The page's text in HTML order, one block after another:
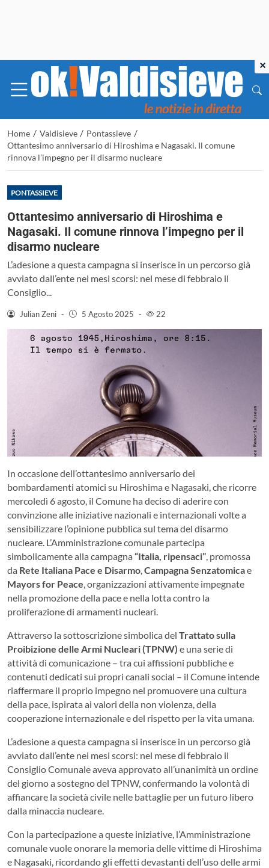
Home / Valdisieve / Pontassieve /
Ottantesimo anniversario di Hiroshima e Nagasaki. Il comune
rinnova l’impegno per il disarmo nucleare
PONTASSIEVE
Ottantesimo anniversario di Hiroshima e
Nagasaki. Il comune rinnova l’impegno per il
disarmo nucleare
L’adesione a questa campagna si inserisce in un percorso già
avviato dall’ente nei mesi scorsi: nel mese di febbraio il
Consiglio...
Julian Zeni - 5 Agosto 2025 - 22
In occasione dell’ottantesimo anniversario dei
bombardamenti atomici su Hiroshima e Nagasaki, che ricorre
mercoledì 6 agosto, il Comune ha deciso di aderire con
convinzione alle iniziative nazionali e internazionali volte a
sensibilizzare l’opinione pubblica sul tema del disarmo
nucleare. L’Amministrazione comunale partecipa
simbolicamente alla campagna “Italia, ripensaci”, promossa
da Rete Italiana Pace e Disarmo,Campagna Senzatomicae
Mayors for Peace, organizzazioni attivamente impegnate
nella promozione della pace e nella lotta contro la
proliferazione di armamenti nucleari.
Attraverso la sottoscrizione simbolica del Trattato sulla
Proibizione delle Armi Nucleari (TPNW) e una serie di
attività di comunicazione – tra cui affissioni pubbliche e
contenuti dedicati sui propri canali social – il Comune intende
riaffermare il proprio impegno nel promuovere una cultura
della pace, ispirata ai valori della non violenza, della
cooperazione internazionale e del rispetto per la vita umana.
L’adesione a questa campagna si inserisce in un percorso già
avviato dall’ente nei mesi scorsi: nel mese di febbraio il
Consiglio Comunale aveva approvato all’unanimità un ordine
del giorno a sostegno del TPNW, confermando la volontà di
affiancare la società civile nelle battaglie per un futuro libero
dalla minaccia nucleare.
Con la partecipazione a queste iniziative, l’Amministrazione
comunale vuole onorare la memoria delle vittime di Hiroshima
e Nagasaki, ricordando gli effetti devastanti dell’uso delle armi
×